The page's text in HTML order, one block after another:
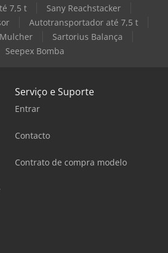
7,5 t
Sany Reachstacker
Autotransportador até 7,5 t
Sartorius Balança
Seepex Bomba
Serviço e Suporte
Entrar
Contacto
Contrato de compra modelo